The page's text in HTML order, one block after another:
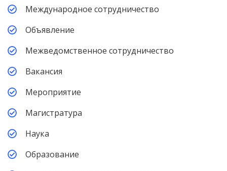
Международное сотрудничество
Объявление
Межведомственное сотрудничество
Вакансия
Мероприятие
Магистратура
Наука
Образование